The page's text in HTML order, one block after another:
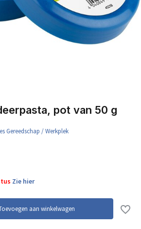
pot van 50 g
Gereedschap / Werkplek
Zie hier
aan winkelwagen